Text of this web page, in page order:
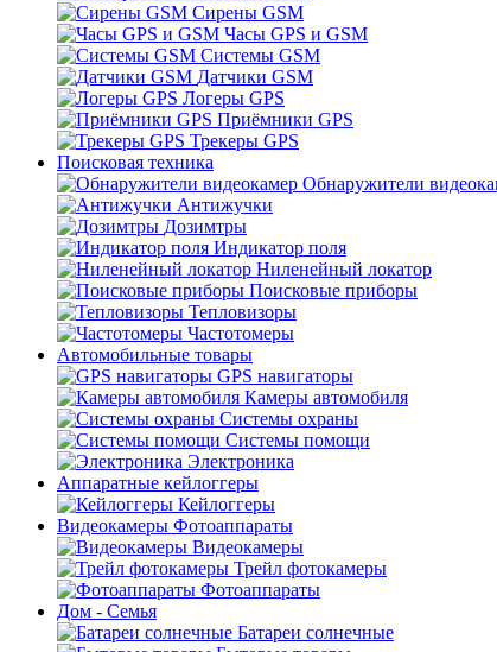
Сирены GSM
Часы GPS и GSM
Системы GSM
Датчики GSM
Логеры GPS
Приёмники GPS
Трекеры GPS
Поисковая техника
Обнаружители
Антижучки
Дозимтры
Индикатор поля
Ниленейный локатор
Поисковые приборы
Тепловизоры
Частотомеры
Автомобильные товары
GPS навигаторы
Камеры автомобиля
Системы охраны
Системы помощи
Электроника
Аппаратные кейлоггеры
Кейлоггеры
Видеокамеры Фотоаппараты
Видеокамеры
Трейл фотокамеры
Фотоаппараты
Дом - Семья
Батареи солнечные